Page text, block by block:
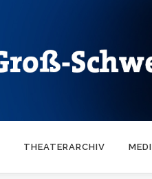
THEATERARCHIV